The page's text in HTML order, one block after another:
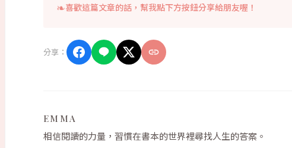
喜歡這篇文章的話，幫我點下方按鈕分享給朋友喔！
分享：
EMMA
相信閱讀的力量，習慣在書本的世界裡尋找人生的答案。